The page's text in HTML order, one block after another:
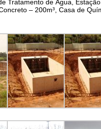
Tratamento de Água,
– 200m³, Casa de